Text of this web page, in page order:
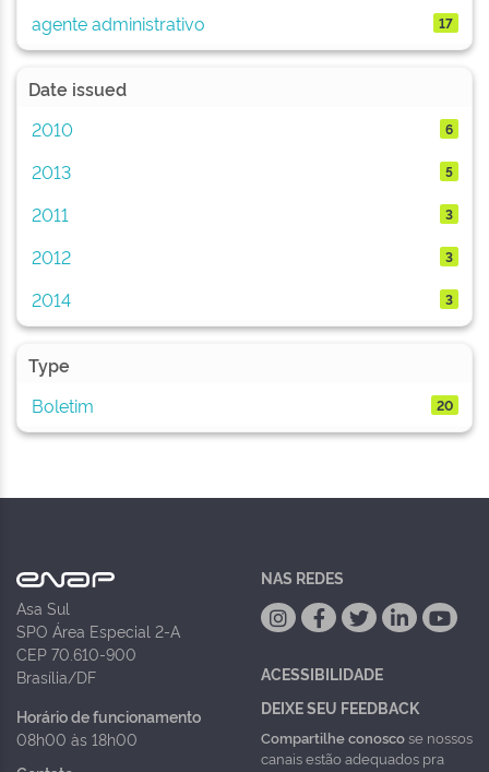
agente administrativo 17
Date issued
2010
6
2013 5
2011 3
2012 3
2014 3
Type
Boletim
20
Asa Sul
SPO Área Especial 2-A
CEP 70.610-900
Brasília/DF
Horário de funcionamento
08h00 às 18h00
NAS REDES
ACESSIBILIDADE
DEIXE SEU FEEDBACK
Compartilhe conoscose nossos
canais estão adequados pra